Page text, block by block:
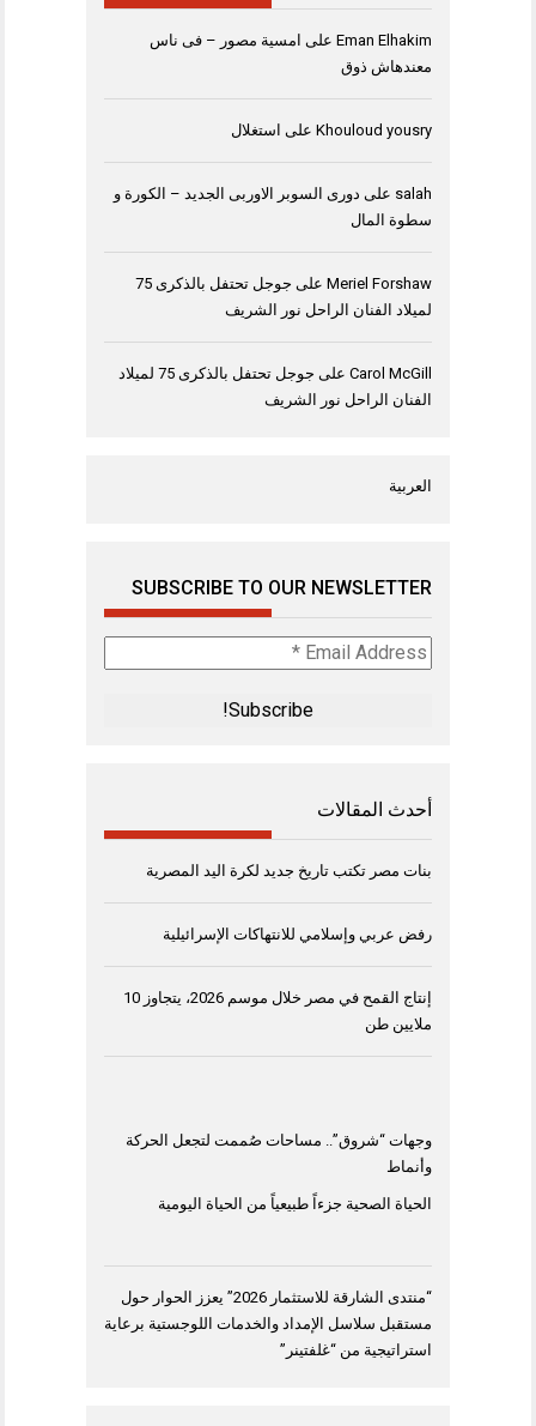
Eman Elhakim على امسية مصور – فى ناس
معندهاش ذوق
Khouloud yousry على استغلال
salah على دورى السوبر الاوربى الجديد – الكورة و
سطوة المال
Meriel Forshaw على
جوجل تحتفل بالذكرى 75
لميلاد الفنان الراحل نور الشريف
Carol McGill على
جوجل تحتفل بالذكرى 75 لميلاد
الفنان الراحل نور الشريف
العربية
SUBSCRIBE TO OUR NEWSLETTER
Email
Address
أحدث المقالات
بنات مصر تكتب تاريخ جديد لكرة اليد المصرية
رفض عربي وإسلامي للانتهاكات الإسرائيلية
إنتاج القمح في مصر خلال موسم 2026، يتجاوز 10
ملايين طن
وجهات “شروق”.. مساحات صُممت لتجعل الحركة
وأنماط
الحياة الصحية جزءاً طبيعياً من الحياة اليومية
“منتدى الشارقة للاستثمار 2026” يعزز الحوار حول
مستقبل سلاسل الإمداد والخدمات اللوجستية برعاية
استراتيجية من “غلفتينر”